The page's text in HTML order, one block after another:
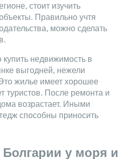
стоит изучить
Правильно учтя
можно сделать
купить недвижимость в
выгодней, нежели
жилье имеет хорошее
туристов. После ремонта и
возрастает. Иными
способны приносить
у моря и